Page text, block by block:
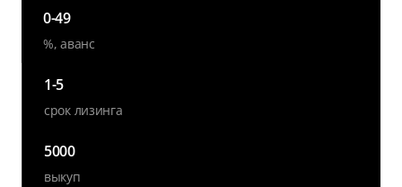
0-49
%, аванс
1-5
срок лизинга
5000
выкуп